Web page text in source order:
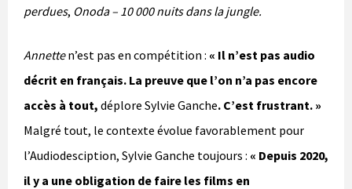
perdues, Onoda – 10 000 nuits dans la jungle.
Annetten’est pas en compétition : « Il n’est pas audio
décrit en français. La preuve que l’on n’a pas encore
accès à tout, déplore Sylvie Ganche. C’est frustrant. »
Malgré tout, le contexte évolue favorablement pour
l’Audiodesciption, Sylvie Ganche toujours : « Depuis 2020,
il y a une obligation de faire les films en